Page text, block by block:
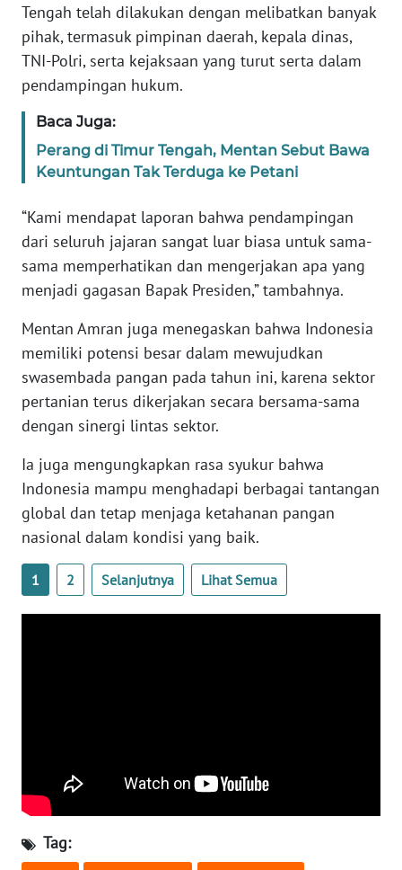
Tengah telah dilakukan dengan melibatkan banyak
pihak, termasuk pimpinan daerah, kepala dinas,
TNI-Polri, serta kejaksaan yang turut serta dalam
pendampingan hukum.
Baca Juga:
Perang di Timur Tengah, Mentan Sebut Bawa
Keuntungan Tak Terduga ke Petani
“Kami mendapat laporan bahwa pendampingan
dari seluruh jajaran sangat luar biasa untuk sama-
sama memperhatikan dan mengerjakan apa yang
menjadi gagasan Bapak Presiden,” tambahnya.
Mentan Amran juga menegaskan bahwa Indonesia
memiliki potensi besar dalam mewujudkan
swasembada pangan pada tahun ini, karena sektor
pertanian terus dikerjakan secara bersama-sama
dengan sinergi lintas sektor.
Ia juga mengungkapkan rasa syukur bahwa
Indonesia mampu menghadapi berbagai tantangan
global dan tetap menjaga ketahanan pangan
nasional dalam kondisi yang baik.
1 2 Selanjutnya Lihat Semua
Tag:
WN
JABAR
WN
BANTEN
WN
NTT
WN
PAPUA
WN
PAPUA
BARAT
WN
WN
SERAMBI
WN
JAMBI
SULTENG
SULBAR